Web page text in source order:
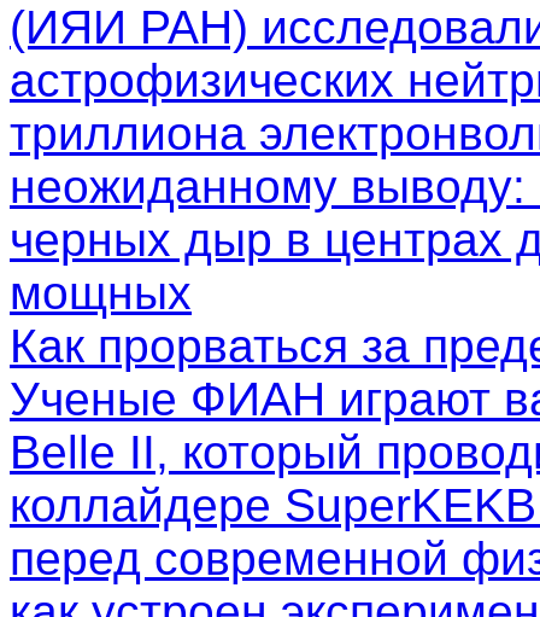
(ИЯИ РАН)
астрофизических
триллиона
неожиданному выводу:
черных дыр в центрах
мощных
Как прорваться за
Ученые ФИАН играют
Belle II, который
коллайдере
перед современной